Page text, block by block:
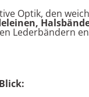
Optik, den
Lederbändern